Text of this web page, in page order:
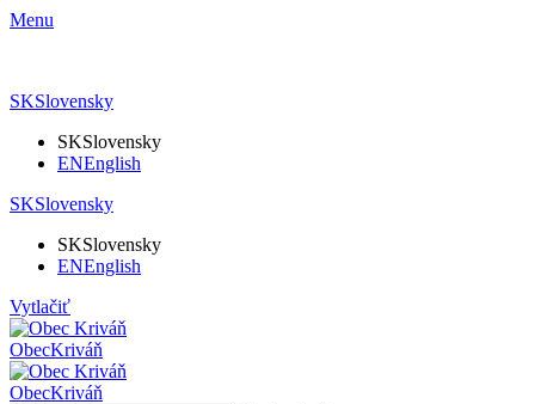
Menu
SKSlovensky
SKSlovensky
ENEnglish
SKSlovensky
SKSlovensky
ENEnglish
Vytlačiť
ObecKriváň
ObecKriváň